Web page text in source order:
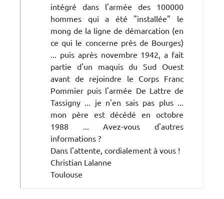
intégré dans l'armée des 100000
hommes qui a été "installée" le
mong de la ligne de démarcation (en
ce qui le concerne près de Bourges)
... puis après novembre 1942, a fait
partie d'un maquis du Sud Ouest
avant de rejoindre le Corps Franc
Pommier puis l'armée De Lattre de
Tassigny ... je n'en sais pas plus ...
mon père est décédé en octobre
1988 ... Avez-vous d'autres
informations ?
Dans l'attente, cordialement à vous !
Christian Lalanne
Toulouse